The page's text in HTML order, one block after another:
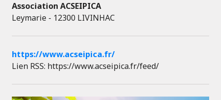
Association ACSEIPICA
Leymarie - 12300 LIVINHAC
https://www.acseipica.fr/
Lien RSS: https://www.acseipica.fr/feed/